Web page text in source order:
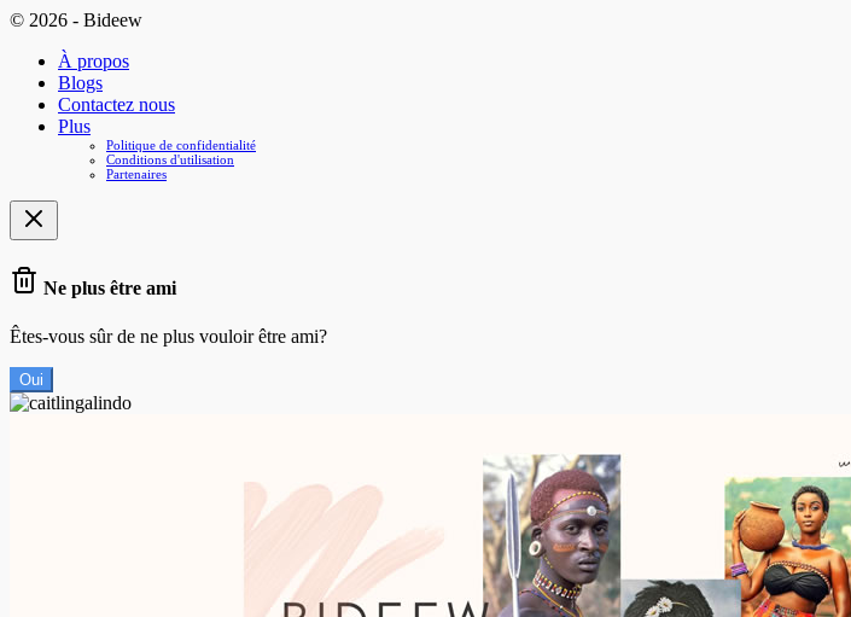
© 2026 - Bideew
À propos
Blogs
Contactez nous
Plus
Politique de confidentialité
Conditions d'utilisation
Partenaires
Ne plus être ami
Êtes-vous sûr de ne plus vouloir être ami?
Oui